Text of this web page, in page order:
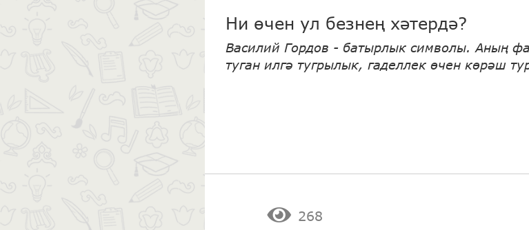
Ни өчен ул безнең хәтердә?
Василий Гордов - батырлык символы. Аның
туган илгә тугрылык, гаделлек өчен көрәш
268